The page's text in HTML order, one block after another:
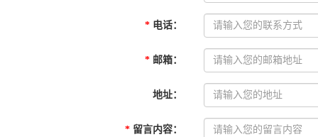
* 电话：
* 邮箱：
地址：
* 留言内容：